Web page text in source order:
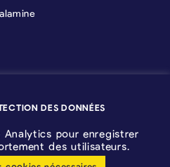
DES DONNÉES
pour enregistrer
des utilisateurs.